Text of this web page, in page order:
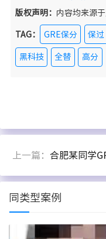
版权声明： 内容均来源
TAG： GRE保分 保过
黑科技 全替 高分
上一篇： 合肥某同学GRE考试保分出
同类型案例